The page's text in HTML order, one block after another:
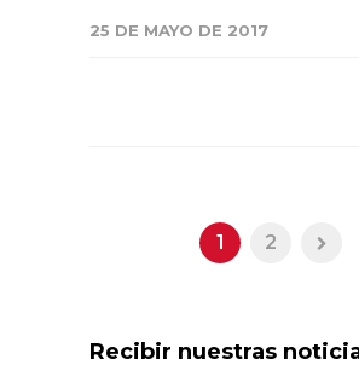
25 DE MAYO DE 2017
1 2
Recibir nuestras